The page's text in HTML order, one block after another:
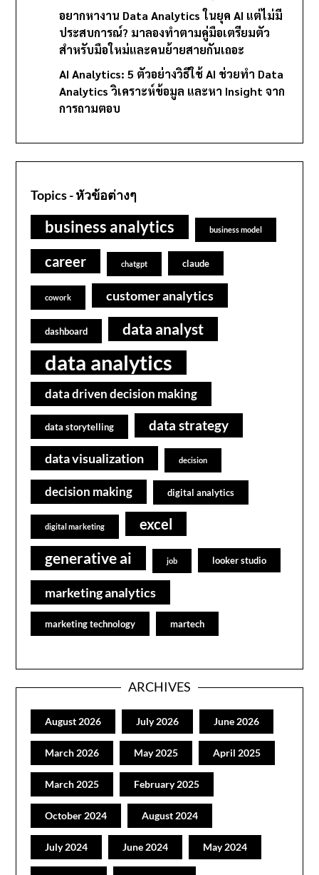
อยากหางาน Data Analytics ในยุค AI แต่ไม่มี
ประสบการณ์? มาลองทำตามคู่มือเตรียมตัว
สำหรับมือใหม่และคนย้ายสายกันเถอะ
AI Analytics: 5 ตัวอย่างวิธีใช้ AI ช่วยทำ Data
Analytics วิเคราะห์ข้อมูล และหา Insight จาก
การถามตอบ
Topics - หัวข้อต่างๆ
business analytics business model
career chatgpt claude
cowork customer analytics
dashboard data analyst
data analytics
data driven decision making
data storytelling data strategy
data visualization decision
decision making digital analytics
digital marketing excel
generative ai job looker studio
marketing analytics
marketing technology martech
ARCHIVES
August 2026 July 2026 June 2026
March 2026 May 2025 April 2025
March 2025 February 2025
October 2024 August 2024
July 2024 June 2024 May 2024